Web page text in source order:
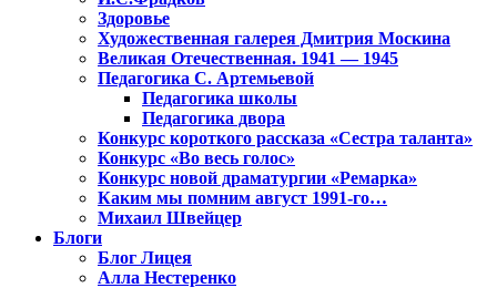
Здоровье
Художественная галерея Дмитрия Москина
Великая Отечественная. 1941 — 1945
Педагогика С. Артемьевой
Педагогика школы
Педагогика двора
Конкурс короткого рассказа «Сестра таланта»
Конкурс «Во весь голос»
Конкурс новой драматургии «Ремарка»
Каким мы помним август 1991-го…
Михаил Швейцер
Блоги
Блог Лицея
Алла Нестеренко